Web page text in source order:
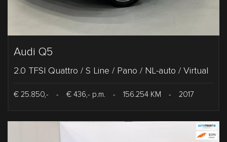
Audi Q5
2.0 TFSI Quattro / S Line / Pano / NL-auto / Virtual
€ 25.850,- - € 436,- p.m. - 156.254 KM - 2017